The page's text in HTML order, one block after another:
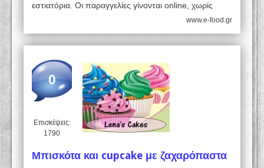
εστιατόρια. Οι παραγγελίες γίνονται online, χωρίς
www.e-food.gr
0
Επισκέψεις:
1790
Μπισκότα και cupcake με ζαχαρόπαστα